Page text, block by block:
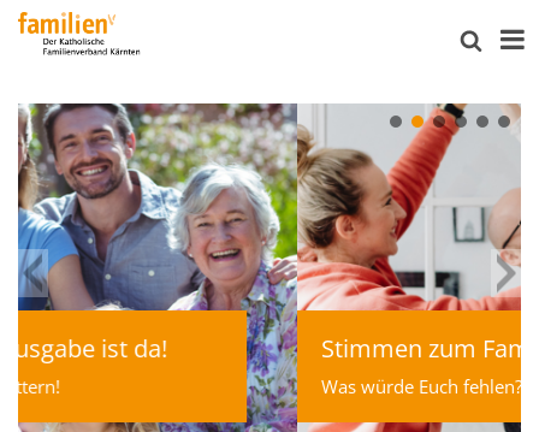
Stimmen zum Familienbonus
Was würde Euch fehlen?